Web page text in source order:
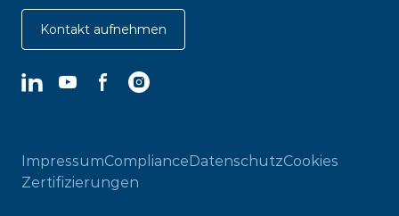
Kontakt aufnehmen
LinkedInYouTubeFacebookInstagram
ImpressumComplianceDatenschutzCookies
Zertifizierungen